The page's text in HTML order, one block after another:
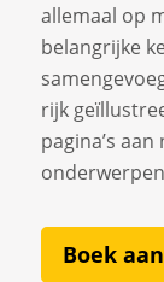
allemaal op
belangrijke
rijk
pagina’s
Boek